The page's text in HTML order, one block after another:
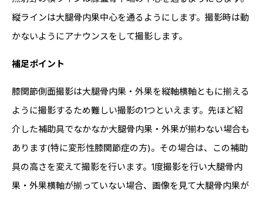
縦ラインは大腿骨内果中心を通るようにします。撮影時は動
かないようにアナウンスをして撮影します。
補足ポイント
膝関節側面撮影は大腿骨内果・外果を縦軸横軸ともに揃える
ように撮影するため難しい撮影の1つといえます。先ほど紹
介した補助具でなかなか大腿骨内果・外果が揃わない場合も
あります(特に変形性膝関節症の方)。その場合は、この補助
具の高さを変えて撮影を行います。1度撮影を行い大腿骨内
果・外果横軸が揃っていない場合、画像を見て大腿骨内果が